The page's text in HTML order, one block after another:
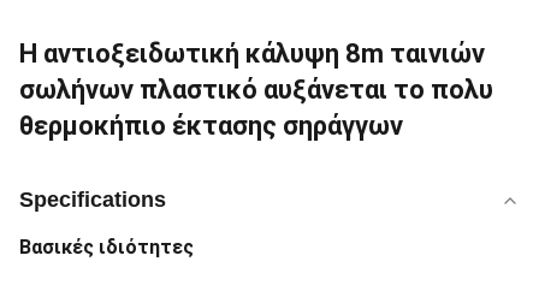
Η αντιοξειδωτική κάλυψη 8m ταινιών
σωλήνων πλαστικό αυξάνεται το πολυ
θερμοκήπιο έκτασης σηράγγων
Specifications
Βασικές ιδιότητες